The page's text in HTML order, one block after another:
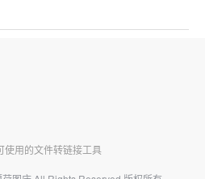
使用的文件转链接工具